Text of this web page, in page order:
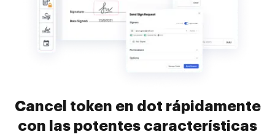
Cancel token en dot rápidamente
con las potentes características